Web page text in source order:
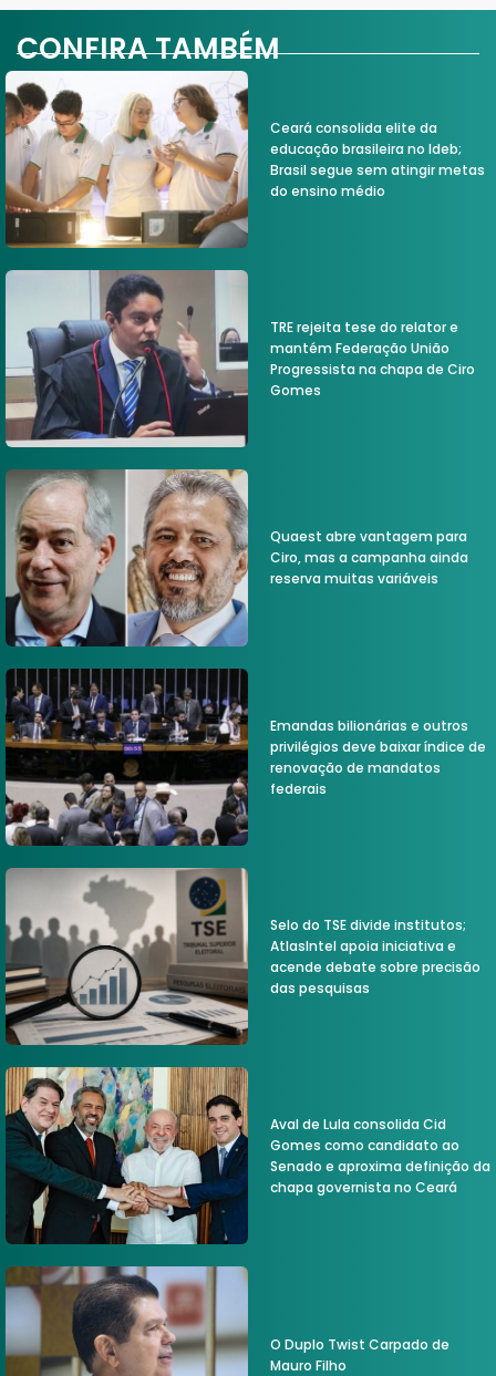
CONFIRA TAMBÉM
Ceará consolida elite da
educação brasileira no Ideb;
Brasil segue sem atingir metas
do ensino médio
TRE rejeita tese do relator e
mantém Federação União
Progressista na chapa de Ciro
Gomes
Quaest abre vantagem para
Ciro, mas a campanha ainda
reserva muitas variáveis
Emandas bilionárias e outros
privilégios deve baixar índice de
renovação de mandatos
federais
Selo do TSE divide institutos;
AtlasIntel apoia iniciativa e
acende debate sobre precisão
das pesquisas
Aval de Lula consolida Cid
Gomes como candidato ao
Senado e aproxima definição da
chapa governista no Ceará
O Duplo Twist Carpado de
Mauro Filho